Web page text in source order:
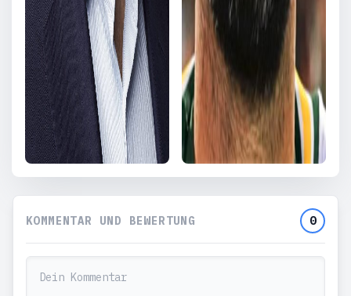
KOMMENTAR UND BEWERTUNG 0